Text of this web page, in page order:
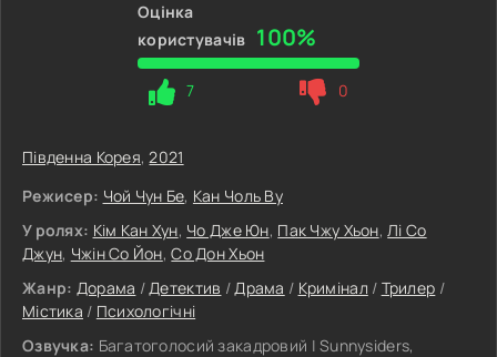
Оцінка
користувачів 100%
7 0
Південна Корея,2021
Режисер: Чой Чун Бе, Кан Чоль Ву
У ролях: Кім Кан Хун, Чо Дже Юн, Пак Чжу Хьон,Лі Со
Джун, Чжін Со Йон,Со Дон Хьон
Жанр: Дорама /Детектив /Драма / Кримінал / Трилер /
Містика / Психологічні
Озвучка: Багатоголосий закадровий | Sunnysiders,